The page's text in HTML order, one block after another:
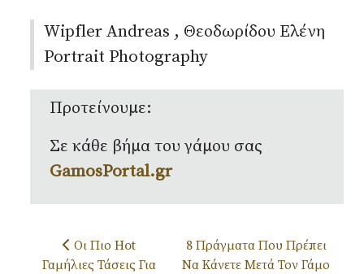
Wipfler Andreas , Θεοδωρίδου Ελένη
Portrait Photography
Προτείνουμε:
Σε κάθε βήμα του γάμου σας
GamosPortal.gr
Προηγούμενο άρθρο: Οι Πιο Hot Γαμήλιες Τάσεις
Οι Πιο Hot
Γαμήλιες Τάσεις Για
Επόμενο άρθρο: 8 Πράγματα
8 Πράγματα Που Πρέπει
Να Κάνετε Μετά Τον Γάμο